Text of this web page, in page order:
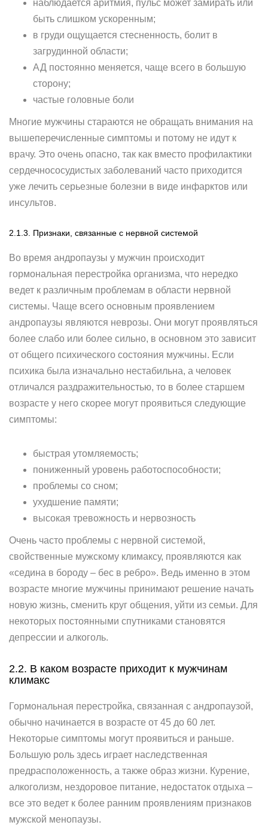
наблюдается аритмия, пульс может замирать или
быть слишком ускоренным;
в груди ощущается стесненность, болит в
загрудинной области;
АД постоянно меняется, чаще всего в большую
сторону;
частые головные боли
Многие мужчины стараются не обращать внимания на
вышеперечисленные симптомы и потому не идут к
врачу. Это очень опасно, так как вместо профилактики
сердечнососудистых заболеваний часто приходится
уже лечить серьезные болезни в виде инфарктов или
инсультов.
2.1.3. Признаки, связанные с нервной системой
Во время андропаузы у мужчин происходит
гормональная перестройка организма, что нередко
ведет к различным проблемам в области нервной
системы. Чаще всего основным проявлением
андропаузы являются неврозы. Они могут проявляться
более слабо или более сильно, в основном это зависит
от общего психического состояния мужчины. Если
психика была изначально нестабильна, а человек
отличался раздражительностью, то в более старшем
возрасте у него скорее могут проявиться следующие
симптомы:
быстрая утомляемость;
пониженный уровень работоспособности;
проблемы со сном;
ухудшение памяти;
высокая тревожность и нервозность
Очень часто проблемы с нервной системой,
свойственные мужскому климаксу, проявляются как
«седина в бороду – бес в ребро». Ведь именно в этом
возрасте многие мужчины принимают решение начать
новую жизнь, сменить круг общения, уйти из семьи. Для
некоторых постоянными спутниками становятся
депрессии и алкоголь.
2.2. В каком возрасте приходит к мужчинам
климакс
Гормональная перестройка, связанная с андропаузой,
обычно начинается в возрасте от 45 до 60 лет.
Некоторые симптомы могут проявиться и раньше.
Большую роль здесь играет наследственная
предрасположенность, а также образ жизни. Курение,
алкоголизм, нездоровое питание, недостаток отдыха –
все это ведет к более ранним проявлениям признаков
мужской менопаузы.